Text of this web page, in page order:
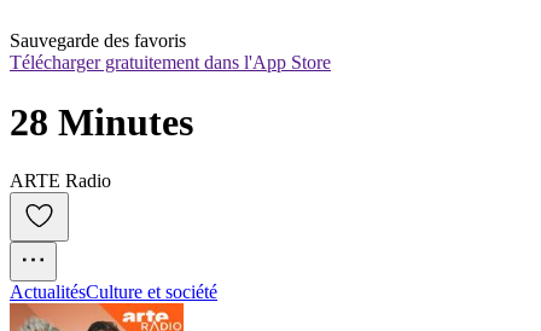
Sauvegarde des favoris
Télécharger gratuitement dans l'App Store
28 Minutes
ARTE Radio
ActualitésCulture et société